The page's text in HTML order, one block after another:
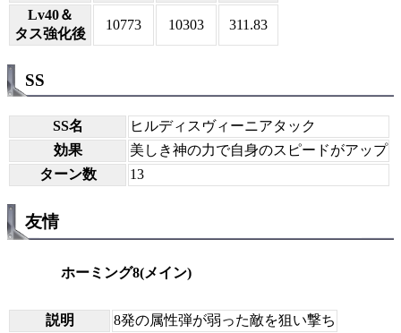
Lv40＆
タス強化後
10773 10303 311.83
SS
SS名
ヒルディスヴィーニアタック
効果
美しき神の力で自身のスピードがアップ
ターン数
13
友情
ホーミング8(メイン)
説明 8発の属性弾が弱った敵を狙い撃ち